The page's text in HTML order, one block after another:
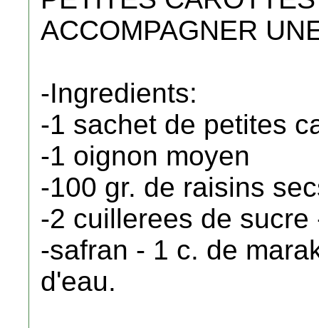
ACCOMPAGNER
-Ingredients:
-1 sachet de petites
-1 oignon moyen
-100 gr. de raisins
-2 cuillerees de
-safran - 1 c. de
d'eau.